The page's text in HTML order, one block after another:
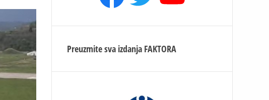
Preuzmite sva izdanja FAKTORA